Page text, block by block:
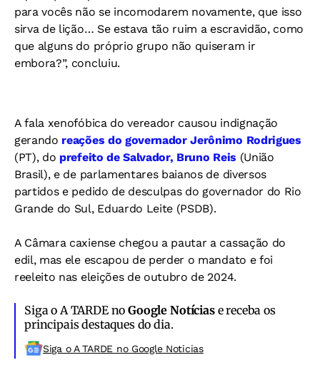
para vocês não se incomodarem novamente, que isso
sirva de lição… Se estava tão ruim a escravidão, como
que alguns do próprio grupo não quiseram ir
embora?”, concluiu.
A fala xenofóbica do vereador causou indignação
gerando reações do governador Jerônimo Rodrigues
(PT), do prefeito de Salvador, Bruno Reis (União
Brasil), e de parlamentares baianos de diversos
partidos e pedido de desculpas do governador do Rio
Grande do Sul, Eduardo Leite (PSDB).
A Câmara caxiense chegou a pautar a cassação do
edil, mas ele escapou de perder o mandato e foi
reeleito nas eleições de outubro de 2024.
Siga o A TARDE noGoogle Notíciase receba os
principais destaques do dia.
Siga o A TARDE no Google Noticias